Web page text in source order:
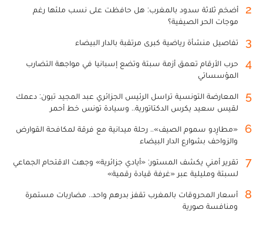
2
أضخم ثلاثة سدود بالمغرب: هل حافظت على نسب ملئها رغم
موجات الحر الصيفية؟
3 تفاصيل منشأة رياضية كبرى مرتقبة بالدار البيضاء
4
حرب الأرقام تعمق أزمة سبتة وتضع إسبانيا في مواجهة التضارب
المؤسساتي
5
المعارضة التونسية تراسل الرئيس الجزائري عبد المجيد تبون: دعمك
لقيس سعيد يكرس الدكتاتورية.. وسيادة تونس خط أحمر
6
«مطارِدو سموم الصيف».. رحلة ميدانية مع فرقة لمكافحة القوارض
والزواحف بشوارع الدار البيضاء
7
تقرير أمني يكشف المستور: «أيادي جزائرية» وجهت الاقتحام الجماعي
لسبتة ومليلية عبر «غرفة قيادة رقمية»
8
أسعار المحروقات بالمغرب تقفز بدرهم واحد.. مضاربات مستمرة
ومنافسة صورية